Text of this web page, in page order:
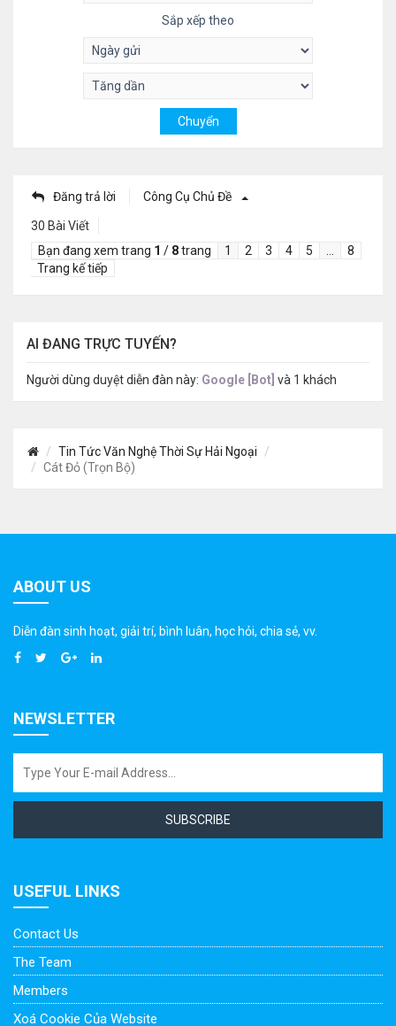
Sắp xếp theo
Đăng trả lời Công Cụ Chủ Đề
30 Bài Viết
Bạn đang xem trang 1 / 8trang 1 2 3 4 5 …
8
Trang kế tiếp
AI ĐANG TRỰC TUYẾN?
Người dùng duyệt diễn đàn này: Google [Bot] và 1 khách
Tin Tức Văn Nghệ Thời Sự Hải Ngoại
Cát Đỏ (Trọn Bộ)
ABOUT US
Diễn đàn sinh hoạt, giải trí, bình luân, học hỏi, chia sẻ, vv.
NEWSLETTER
SUBSCRIBE
USEFUL LINKS
Contact Us
The Team
Members
Xoá Cookie Của Website